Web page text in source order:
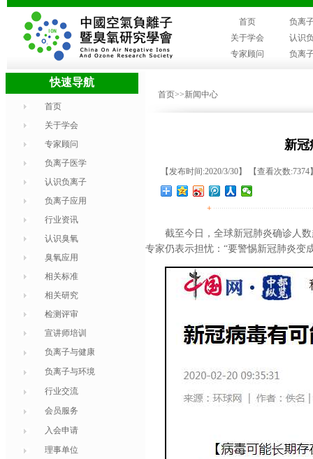
首页
负离
关于学会
认识
专家顾问
负离
快速导航
首页
关于学会
专家顾问
负离子医学
认识负离子
负离子应用
行业资讯
认识臭氧
臭氧应用
相关标准
相关研究
检测评审
宣讲师培训
负离子与健康
负离子与环境
行业交流
会员服务
入会申请
理事单位
首页>>新闻中心
新冠
【发布时间:2020/3/30】 【查看次数:7374
+
截至今日，全球新冠肺炎确诊人
专家仍表示担忧：“要警惕新冠肺炎变